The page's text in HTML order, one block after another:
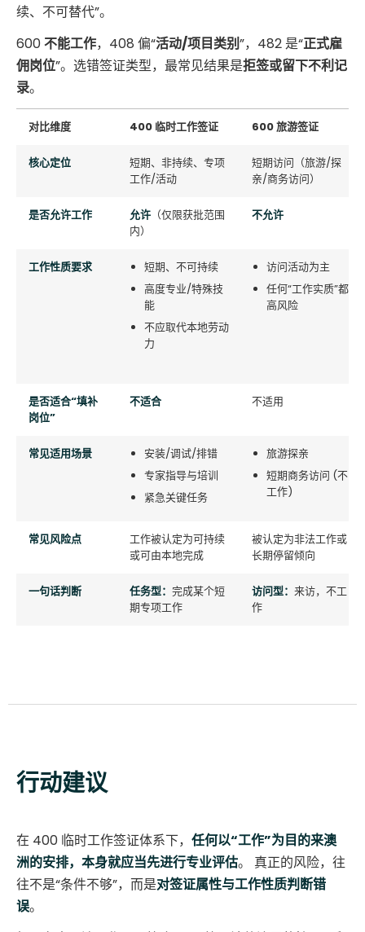
续、不可替代”。
600不能工作，408 偏“活动/项目类别”，482 是“正式雇
佣岗位”。选错签证类型，最常见结果是拒签或留下不利记
录。
对比维度 400 临时工作签证 600 旅游签证
核心定位
短期、非持续、专项
工作/活动
短期访问（旅游/探
亲/商务访问）
是否允许工作 允许 （仅限获批范围
内）
不允许
工作性质要求
短期、不可持续
高度专业/特殊技
能
不应取代本地劳动
力
访问活动为主
任何“工作实质”都
高风险
是否适合“填补
岗位”
不适合 不适用
常见适用场景
安装/调试/排错
专家指导与培训
紧急关键任务
旅游探亲
短期商务访问 (不
工作)
常见风险点
工作被认定为可持续
或可由本地完成
被认定为非法工作或
长期停留倾向
一句话判断 任务型： 完成某个短
期专项工作
访问型： 来访，不工
作
行动建议
在 400 临时工作签证体系下， 任何以“工作”为目的来澳
洲的安排，本身就应当先进行专业评估。 真正的风险，往
往不是“条件不够”，而是对签证属性与工作性质判断错
误。